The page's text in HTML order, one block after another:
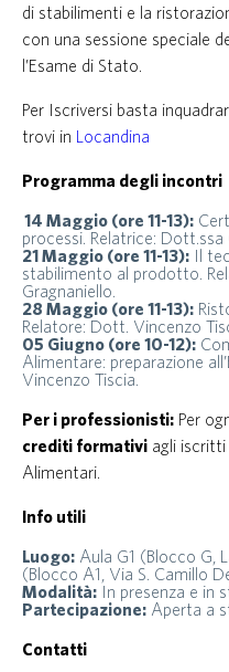
di stabilimenti e la
con una sessione speciale
l’Esame di Stato.
Per Iscriversi basta
trovi in Locandina
Programma degli incontri
14 Maggio (ore 11-13):
processi. Relatrice: Dott.ssa
21 Maggio (ore 11-13): Il
stabilimento al prodotto.
Gragnaniello.
28 Maggio (ore 11-13):
Relatore: Dott. Vincenzo
05 Giugno (ore 10-12):
Alimentare: preparazione
Vincenzo Tiscia.
Per i professionisti: Per
crediti formativi agli iscritti
Alimentari.
Info utili
Luogo: Aula G1 (Blocco G,
(Blocco A1, Via S. Camillo
Modalità: In presenza e in
Partecipazione: Aperta a
Contatti